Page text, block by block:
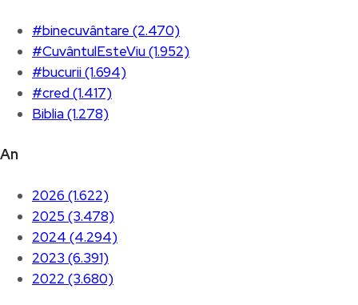
#binecuvântare (2.470)
#CuvântulEsteViu (1.952)
#bucurii (1.694)
#cred (1.417)
Biblia (1.278)
An
2026 (1.622)
2025 (3.478)
2024 (4.294)
2023 (6.391)
2022 (3.680)